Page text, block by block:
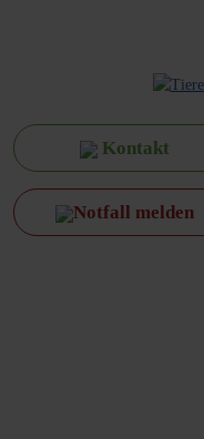
Kontakt
Notfall melden